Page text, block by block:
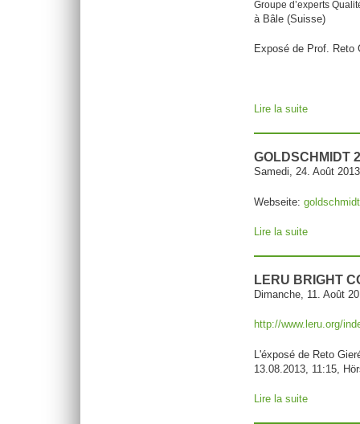
Groupe d’experts
à Bâle (Suisse)
Exposé de Prof. Reto
Lire la suite
GOLDSCHMIDT
Samedi, 24. Août 2013
Webseite:
Lire la suite
LERU BRIGHT
Dimanche, 11. Août
http://www.leru.org/
L'éxposé de Reto
13.08.2013, 11:15,
Lire la suite